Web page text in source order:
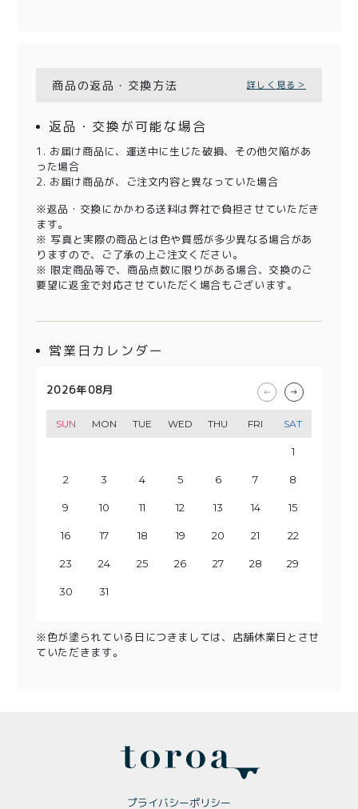
商品の返品・交換方法 詳しく見る＞
返品・交換が可能な場合
1. お届け商品に、運送中に生じた破損、その他欠陥があ
った場合
2. お届け商品が、ご注文内容と異なっていた場合
※返品・交換にかかわる送料は弊社で負担させていただき
ます。
※ 写真と実際の商品とは色や質感が多少異なる場合があ
りますので、ご了承の上ご注文ください。
※ 限定商品等で、商品点数に限りがある場合、交換のご
要望に返金で対応させていただく場合もございます。
営業日カレンダー
2026年08月
SUN MON TUE WED THU FRI SAT
1
2 3 4 5 6 7 8
9 10 11 12 13 14 15
16 17 18 19 20 21 22
23 24 25 26 27 28 29
30 31
2026年09月
SUN MON TUE WED THU FRI SAT
5
6 7 8 9 10 11 12
13 14 15 16 17 18 19
20 21 22 23 24 25 26
27 28 29 30
2026年10月
SUN MON TUE WED THU FRI SAT
3
4 5 6 7 8 9 10
11 12 13 14 15 16 17
18 19 20 21 22 23 24
25 26 27 28 29 30 31
2026年11月
SUN MON TUE WED THU FRI SAT
7
8 9 10 11 12 13 14
15 16 17 18 19 20 21
22 23 24 25 26 27 28
29 30
※色が塗られている日につきましては、店舗休業日とさせ
ていただきます。
プライバシーポリシー